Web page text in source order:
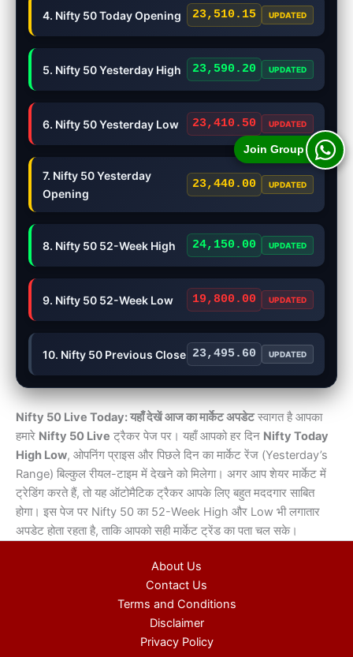
Join Group
4. Nifty 50 Today Opening 23,510.15 UPDATED
5. Nifty 50 Yesterday High 23,590.20 UPDATED
6. Nifty 50 Yesterday Low 23,410.50 UPDATED
7. Nifty 50 Yesterday
Opening
23,440.00 UPDATED
8. Nifty 50 52-Week High 24,150.00 UPDATED
9. Nifty 50 52-Week Low 19,800.00 UPDATED
10. Nifty 50 Previous Close 23,495.60 UPDATED
Nifty 50 Live Today: यहाँ देखें आज का मार्केट अपडेटस्वागत है आपका
हमारे Nifty 50 Live ट्रैकर पेज पर। यहाँ आपको हर दिन Nifty Today
High Low, ओपनिंग प्राइस और पिछले दिन का मार्केट रेंज (Yesterday’s
Range) बिल्कुल रीयल-टाइम में देखने को मिलेगा। अगर आप शेयर मार्केट में
ट्रेडिंग करते हैं, तो यह ऑटोमैटिक ट्रैकर आपके लिए बहुत मददगार साबित
होगा। इस पेज पर Nifty 50 का 52-Week High और Low भी लगातार
अपडेट होता रहता है, ताकि आपको सही मार्केट ट्रेंड का पता चल सके।
About Us
Contact Us
Terms and Conditions
Disclaimer
Privacy Policy